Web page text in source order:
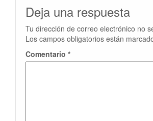
Deja una respuesta
Tu dirección de correo electrónico no
Los campos obligatorios están
Comentario *